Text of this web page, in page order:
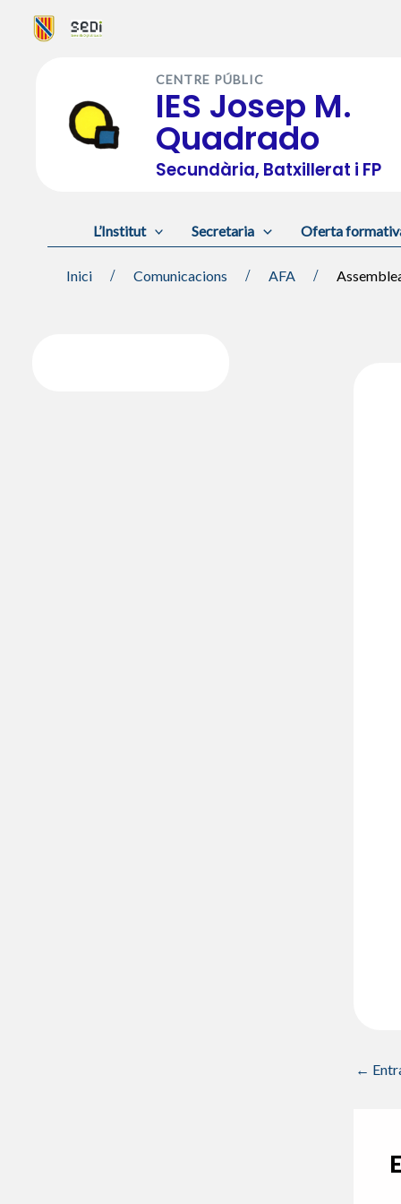
CENTRE PÚBLIC
IES Josep M.
Quadrado
Secundària, Batxillerat i FP
L’Institut Secretaria Oferta
Inici Comunicacions AFA
←